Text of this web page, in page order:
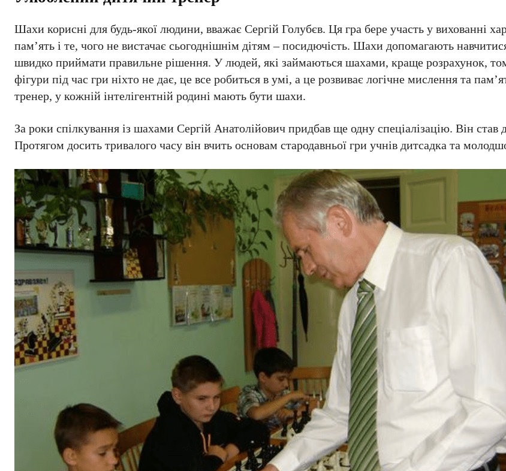
Шахи корисні для будь-якої людини, вважає Сергій Голубєв. Ця гра бере участь у вихованні
пам’ять і те, чого не вистачає сьогоднішнім дітям – посидючість. Шахи допомагають
швидко приймати правильне рішення. У людей, які займаються шахами, краще розрахунок,
фігури під час гри ніхто не дає, це все робиться в умі, а це розвиває логічне мислення та
тренер, у кожній інтелігентній родині мають бути шахи.
За роки спілкування із шахами Сергій Анатолійович придбав ще одну спеціалізацію. Він
Протягом досить тривалого часу він вчить основам стародавньої гри учнів дитсадка та